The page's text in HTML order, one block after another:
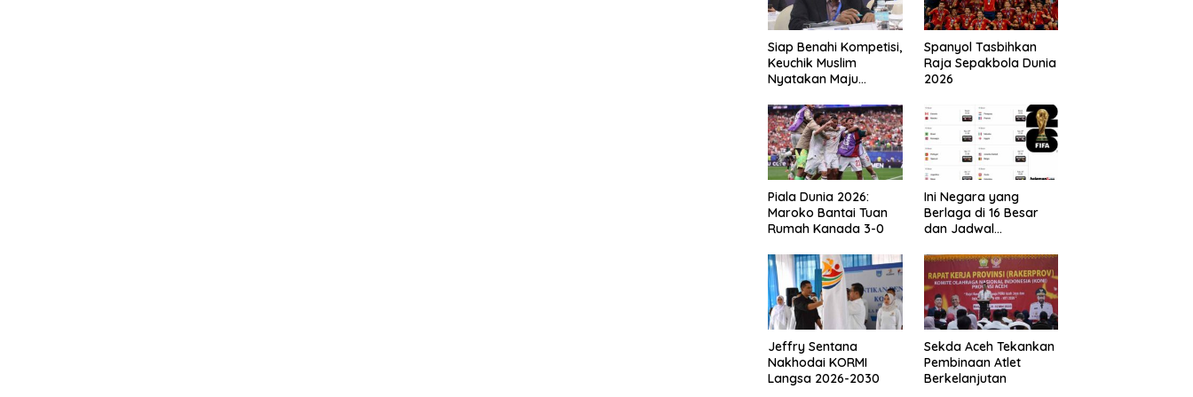
Siap Benahi Kompetisi,
Keuchik Muslim
Nyatakan Maju
Asprov PSSI Aceh
Spanyol Tasbihkan
Raja Sepakbola Dunia
2026
Piala Dunia 2026:
Maroko Bantai Tuan
Rumah Kanada 3-0
Ini Negara yang
Berlaga di 16 Besar
dan Jadwal
Perdelapan final Piala
Dunia 2026
Jeffry Sentana
Nakhodai KORMI
Langsa 2026-2030
Sekda Aceh Tekankan
Pembinaan Atlet
Berkelanjutan